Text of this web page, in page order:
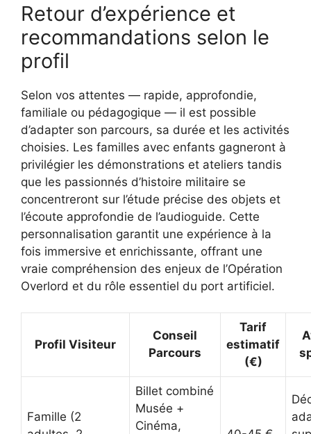
Retour d’expérience et
recommandations selon le
profil
Selon vos attentes — rapide, approfondie,
familiale ou pédagogique — il est possible
d’adapter son parcours, sa durée et les activités
choisies. Les familles avec enfants gagneront à
privilégier les démonstrations et ateliers tandis
que les passionnés d’histoire militaire se
concentreront sur l’étude précise des objets et
l’écoute approfondie de l’audioguide. Cette
personnalisation garantit une expérience à la
fois immersive et enrichissante, offrant une
vraie compréhension des enjeux de l’Opération
Overlord et du rôle essentiel du port artificiel.
Profil Visiteur
Conseil
Parcours
Tarif
estimatif
(€)
Famille (2
Billet combiné
Musée +
Cinéma,